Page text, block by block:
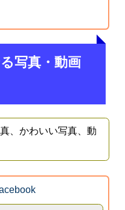
写真・動画
、かわいい写真、動